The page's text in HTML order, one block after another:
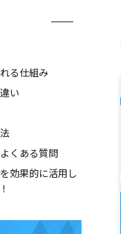
る仕組み
い
くある質問
効果的に活用し